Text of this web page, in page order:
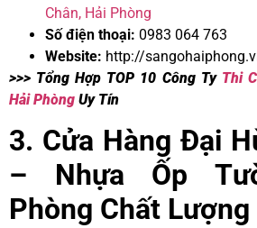
Chân, Hải Phòng
Số điện thoại: 0983 064 763
Website: http://
>>> Tổng Hợp TOP 10 Công Ty Thi
Hải Phòng Uy Tín
3. Cửa Hàng Đại
– Nhựa Ốp
Phòng Chất Lượng